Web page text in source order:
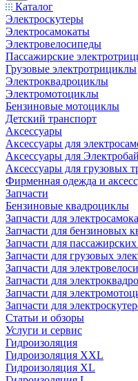
Каталог
Электроскутеры
Электросамокаты
Электровелосипеды
Пассажирские
Грузовые электротрициклы
Электроквадроциклы
Электромотоциклы
Бензиновые мотоциклы
Детский транспорт
Аксессуары
Аксессуары для
Аксессуары для
Аксессуары для грузовых
Фирменная одежда и
Запчасти
Бензиновые квадроциклы
Запчасти для
Запчасти для бензиновых
Запчасти для
Запчасти для грузовых
Запчасти для
Запчасти для
Запчасти для
Запчасти для
Статьи и обзоры
Услуги и сервис
Гидроизоляция
Гидроизоляция XXL
Гидроизоляция XL